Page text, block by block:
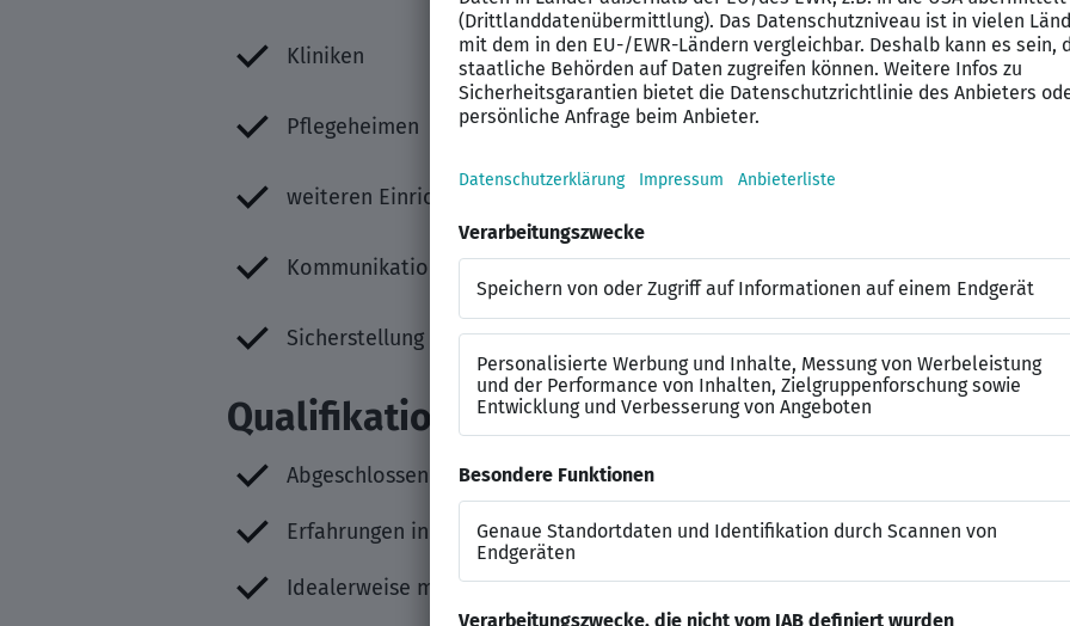
Kliniken
Pflegeheimen
weiteren Einrichtungen im Gesundheitswesen
Kommunikation mit internen und externen Ansprechpartnern
Sicherstellung strukturierter Abläufe im Tagesgeschäft
Qualifikation
Abgeschlossene kaufmännische Ausbildung oder eine vergleichbare
Erfahrungen in der medizinischen/pharmazeutischen Branche sind ein Plus
Idealerweise mindestens 3 Jahre Berufserfahrung in einer vergleichbaren